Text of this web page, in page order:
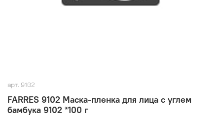
арт. 9102
FARRES 9102 Маска-пленка для лица с углем
бамбука 9102 *100 г